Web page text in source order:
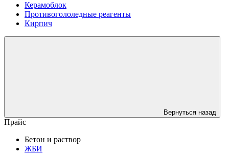
Керамоблок
Противогололедные реагенты
Кирпич
Вернуться назад
Прайс
Бетон и раствор
ЖБИ